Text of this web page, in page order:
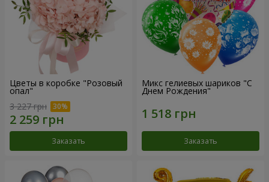
Цветы в коробке "Розовый
опал"
3 227 грн
Заказать
Микс гелиевых шариков "C
Днем Рождения"
Заказать